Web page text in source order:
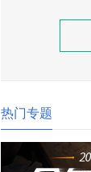
热门专题